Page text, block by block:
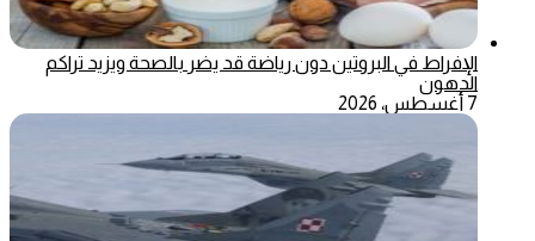
الإفراط في البروتين دون رياضة قد يضر بالصحة ويزيد تراكم
الدهون
7 أغسطس، 2026